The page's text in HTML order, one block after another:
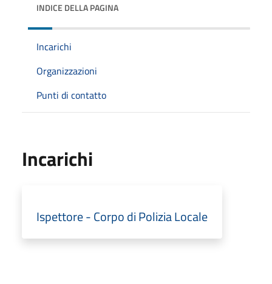
INDICE DELLA PAGINA
Incarichi
Organizzazioni
Punti di contatto
Incarichi
Ispettore - Corpo di Polizia Locale